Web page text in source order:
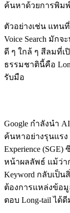
ค้นหาด้วยการพิมพ์
ตัวอย่างเช่น แทน
Voice Search มัก
ดี ๆ ใกล้ ๆ สีลมที่เ
ธรรมชาตินี้คือ
รับมือ
Google กำลังนำ
ค้นหาอย่างรุนแรง
Experience
หน้าผลลัพธ์ แม้ว่า
Keyword กลับเป็
ต้องการแหล่งข้อ
ตอบ Long-tail ได้